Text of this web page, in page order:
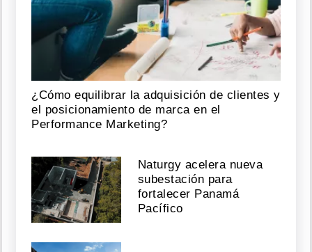
¿Cómo equilibrar la adquisición de clientes y
el posicionamiento de marca en el
Performance Marketing?
Naturgy acelera nueva
subestación para
fortalecer Panamá
Pacífico